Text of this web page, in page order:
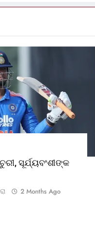
ସୂର୍ଯ୍ୟବଂଶୀଙ୍କ
2 Months Ago